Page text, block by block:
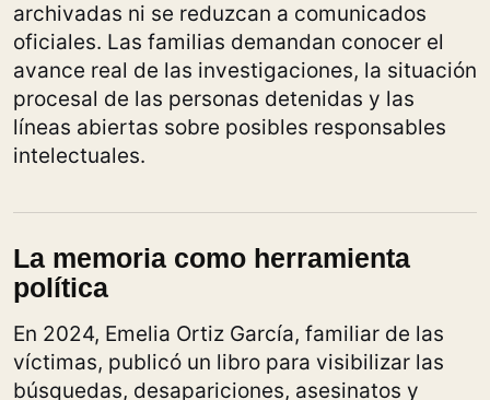
archivadas ni se reduzcan a comunicados
oficiales. Las familias demandan conocer el
avance real de las investigaciones, la situación
procesal de las personas detenidas y las
líneas abiertas sobre posibles responsables
intelectuales.
La memoria como herramienta
política
En 2024, Emelia Ortiz García, familiar de las
víctimas, publicó un libro para visibilizar las
búsquedas, desapariciones, asesinatos y